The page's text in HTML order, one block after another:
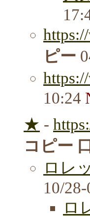
ピー
10:24
★ -
コピー
ロレ
10/
ロ